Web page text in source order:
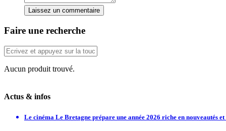
Laissez un commentaire
Faire une recherche
Aucun produit trouvé.
Actus & infos
Le cinéma Le Bretagne prépare une année 2026 riche en nouveautés